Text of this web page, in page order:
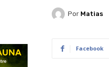
Por Matias
Facebook